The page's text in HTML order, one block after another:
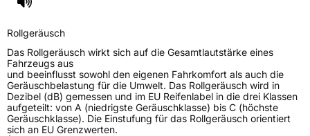
Rollgeräusch
Das Rollgeräusch wirkt sich auf die Gesamtlautstärke eines
Fahrzeugs aus
und beeinflusst sowohl den eigenen Fahrkomfort als auch die
Geräuschbelastung für die Umwelt. Das Rollgeräusch wird in
Dezibel (dB) gemessen und im EU Reifenlabel in die drei Klassen
aufgeteilt: von A (niedrigste Geräuschklasse) bis C (höchste
Geräuschklasse). Die Einstufung für das Rollgeräusch orientiert
sich an EU Grenzwerten.